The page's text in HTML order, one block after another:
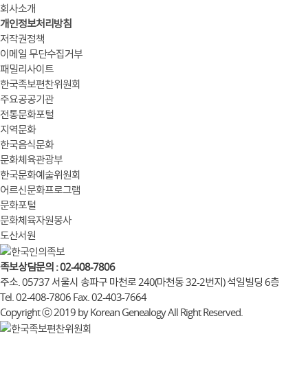
회사소개
개인정보처리방침
저작권정책
이메일 무단수집거부
패밀리사이트
한국족보편찬위원회
주요공공기관
전통문화포털
지역문화
한국음식문화
문화체육관광부
한국문화예술위원회
어르신문화프로그램
문화포털
문화체육자원봉사
도산서원
족보상담문의 : 02-408-7806
주소. 05737 서울시 송파구 마천로 240(마천동 32-2번지) 석일빌딩 6층
Tel. 02-408-7806 Fax. 02-403-7664
Copyright ⓒ 2019 by Korean Genealogy All Right Reserved.